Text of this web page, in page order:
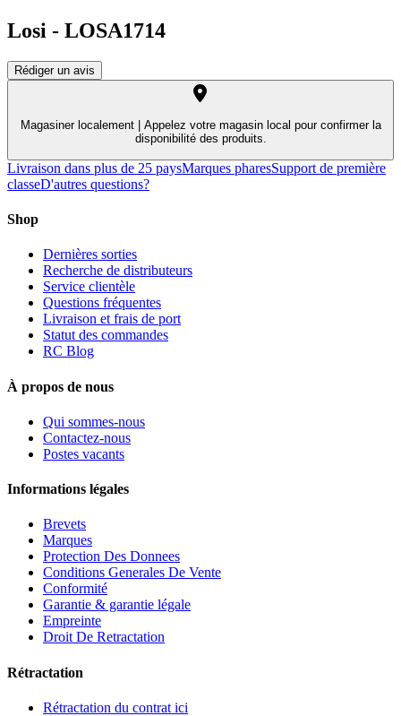
Losi - LOSA1714
Rédiger un avis
Magasiner localement |
Appelez votre magasin local pour confirmer la
disponibilité des produits.
Livraison dans plus de 25 paysMarques pharesSupport de première
classeD'autres questions?
Shop
Dernières sorties
Recherche de distributeurs
Service clientèle
Questions fréquentes
Livraison et frais de port
Statut des commandes
RC Blog
À propos de nous
Qui sommes-nous
Contactez-nous
Postes vacants
Informations légales
Brevets
Marques
Protection Des Donnees
Conditions Generales De Vente
Conformité
Garantie & garantie légale
Empreinte
Droit De Retractation
Rétractation
Rétractation du contrat ici